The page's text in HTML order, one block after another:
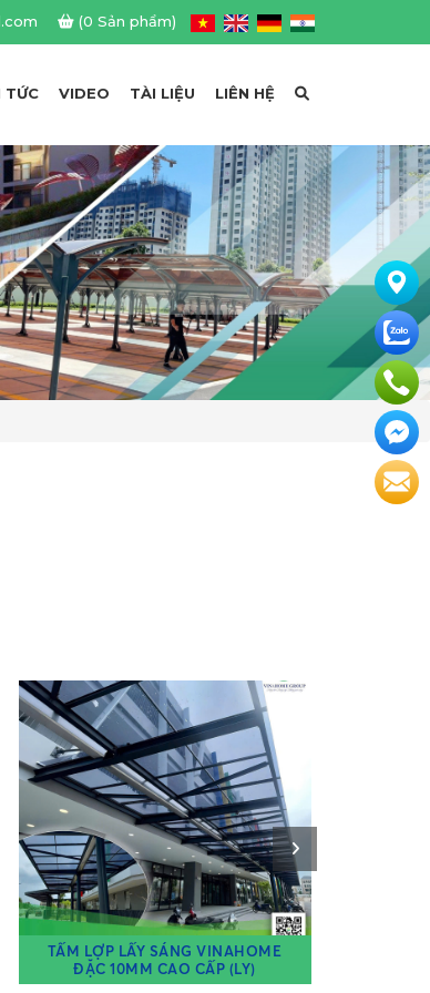
(0 Sản phẩm)
TỨC VIDEO TÀI LIỆU LIÊN HỆ
TẤM LỢP LẤY SÁNG VINAHOME
ĐẶC 10MM CAO CẤP (LY)